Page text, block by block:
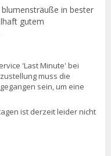
in bester
gutem
'Last Minute' bei
muss die
sein, um eine
ist derzeit leider nicht